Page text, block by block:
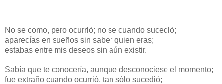
No se como, pero ocurrió; no se cuando sucedió;
aparecías en sueños sin saber quien eras;
estabas entre mis deseos sin aún existir.
Sabía que te conocería, aunque desconociese el momento;
fue extraño cuando ocurrió, tan sólo sucedió;